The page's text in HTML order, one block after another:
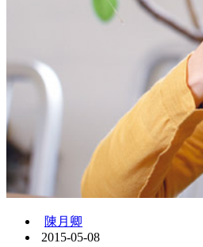
陳月卿
2015-05-08